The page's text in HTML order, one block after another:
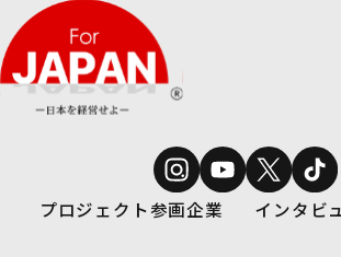
プロジェクト参画企業 インタビ